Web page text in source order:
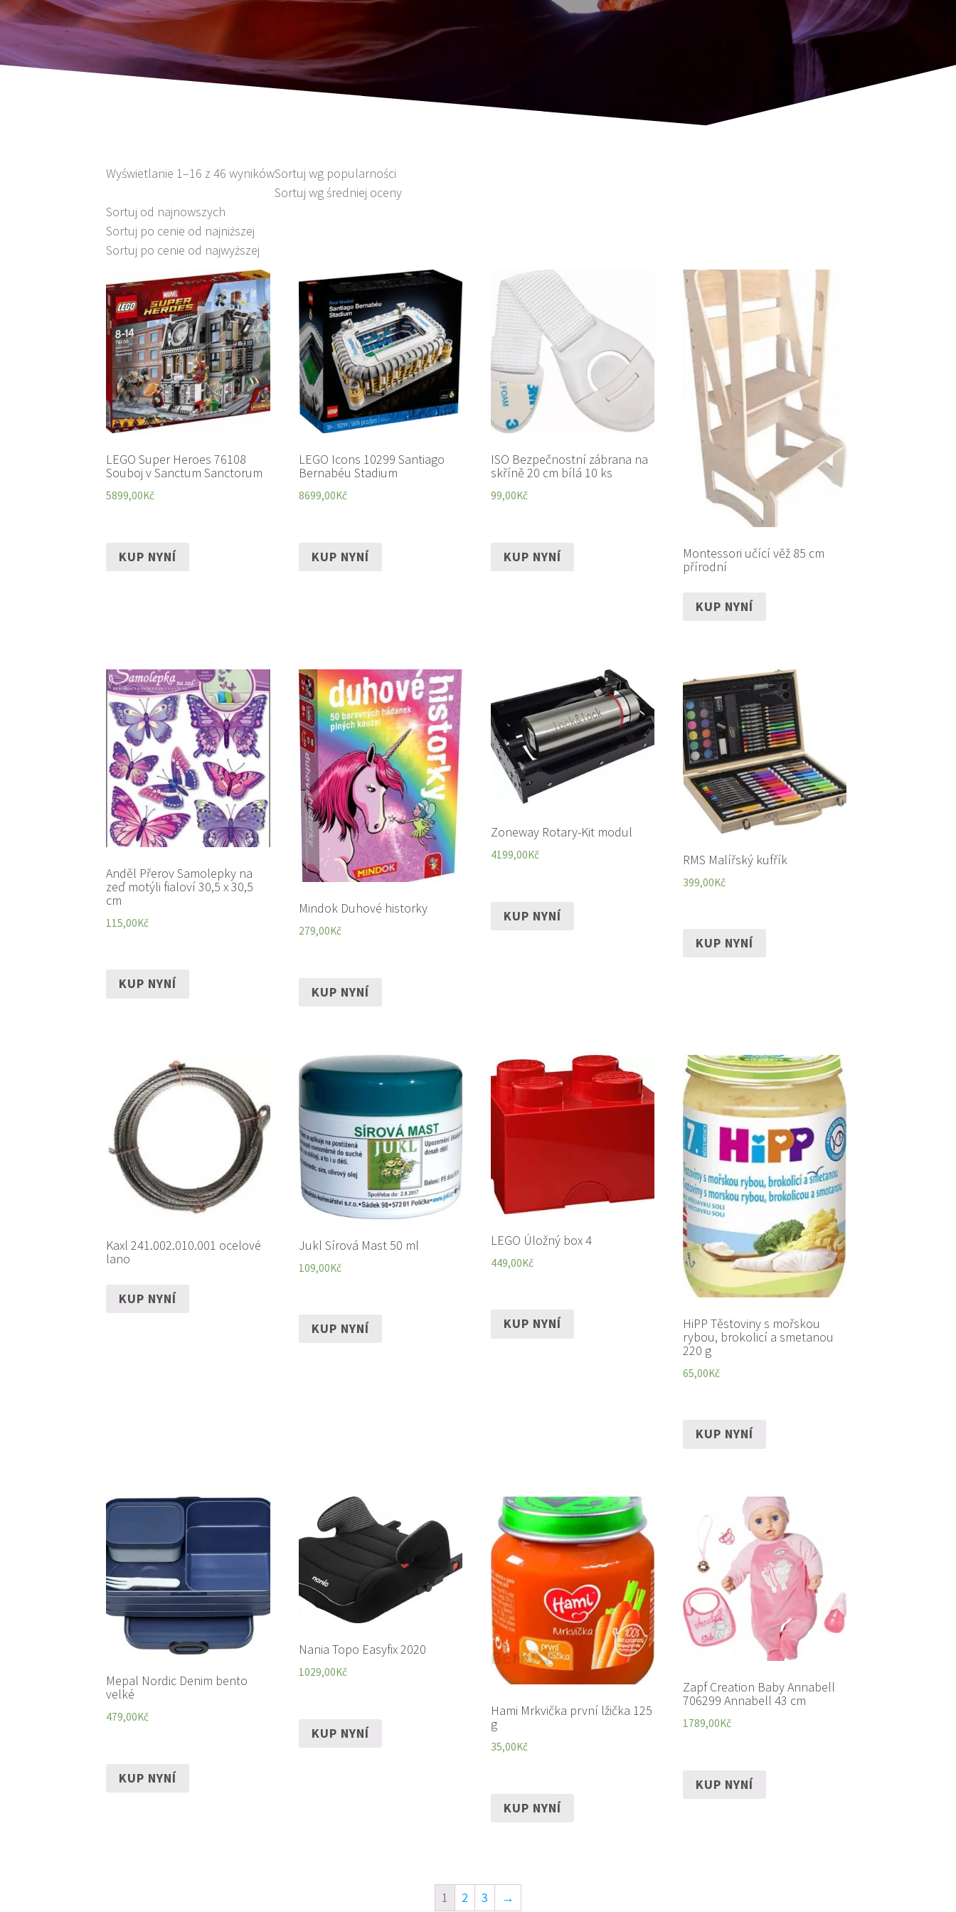
Wyświetlanie 1–16 z 46 wynikówSortuj wg popularności
Sortuj wg średniej oceny
Sortuj od najnowszych
Sortuj po cenie od najniższej
Sortuj po cenie od najwyższej
LEGO Super Heroes 76108
Souboj v Sanctum Sanctorum
5899,00Kč
KUP NYNÍ
LEGO Icons 10299 Santiago
Bernabéu Stadium
8699,00Kč
KUP NYNÍ
ISO Bezpečnostní zábrana na
skříně 20 cm bílá 10 ks
99,00Kč
KUP NYNÍ
Montessori učící věž 85 cm
přírodní
KUP NYNÍ
Anděl Přerov Samolepky na
zeď motýli fialoví 30,5 x 30,5
cm
115,00Kč
KUP NYNÍ
Mindok Duhové historky
279,00Kč
KUP NYNÍ
Zoneway Rotary-Kit modul
4199,00Kč
KUP NYNÍ
RMS Malířský kufřík
399,00Kč
KUP NYNÍ
Kaxl 241.002.010.001 ocelové
lano
KUP NYNÍ
Jukl Sírová Mast 50 ml
109,00Kč
KUP NYNÍ
LEGO Úložný box 4
449,00Kč
KUP NYNÍ
HiPP Těstoviny s mořskou
rybou, brokolicí a smetanou
220 g
65,00Kč
KUP NYNÍ
Mepal Nordic Denim bento
velké
479,00Kč
KUP NYNÍ
Nania Topo Easyfix 2020
1029,00Kč
KUP NYNÍ
Hami Mrkvička první lžička 125
g
35,00Kč
KUP NYNÍ
Zapf Creation Baby Annabell
706299 Annabell 43 cm
1789,00Kč
KUP NYNÍ
1 2 3 →